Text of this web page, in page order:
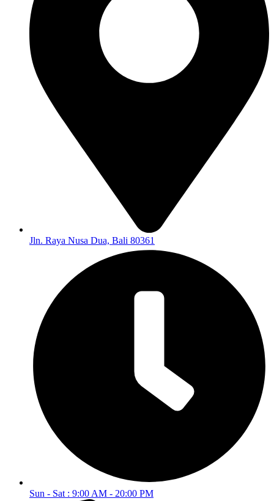
Jln. Raya Nusa Dua, Bali 80361
Sun - Sat : 9:00 AM - 20:00 PM